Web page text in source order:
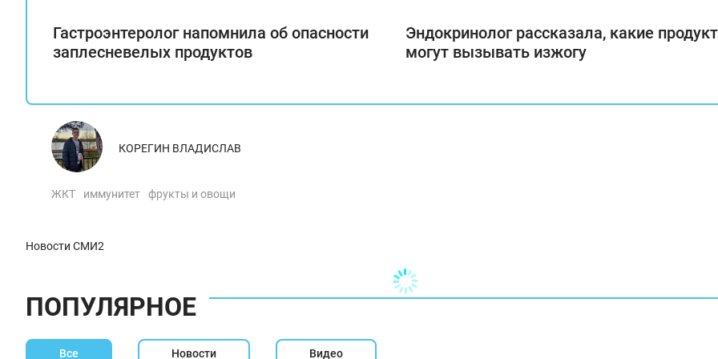
Гастроэнтеролог напомнила об опасности
заплесневелых продуктов
Эндокринолог рассказала, какие
могут вызывать изжогу
КОРЕГИН ВЛАДИСЛАВ
ЖКТ иммунитет фрукты и овощи
Новости СМИ2
ПОПУЛЯРНОЕ
Все Новости Видео